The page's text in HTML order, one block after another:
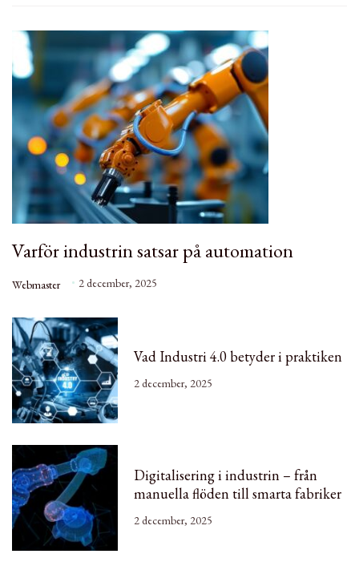
Varför industrin satsar på automation
Webmaster 2 december, 2025
Vad Industri 4.0 betyder i praktiken
2 december, 2025
Digitalisering i industrin – från
manuella flöden till smarta fabriker
2 december, 2025